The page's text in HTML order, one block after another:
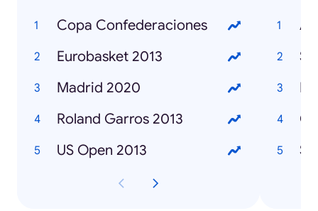
Copa Confederaciones
Eurobasket 2013
Madrid 2020
Roland Garros 2013
US Open 2013